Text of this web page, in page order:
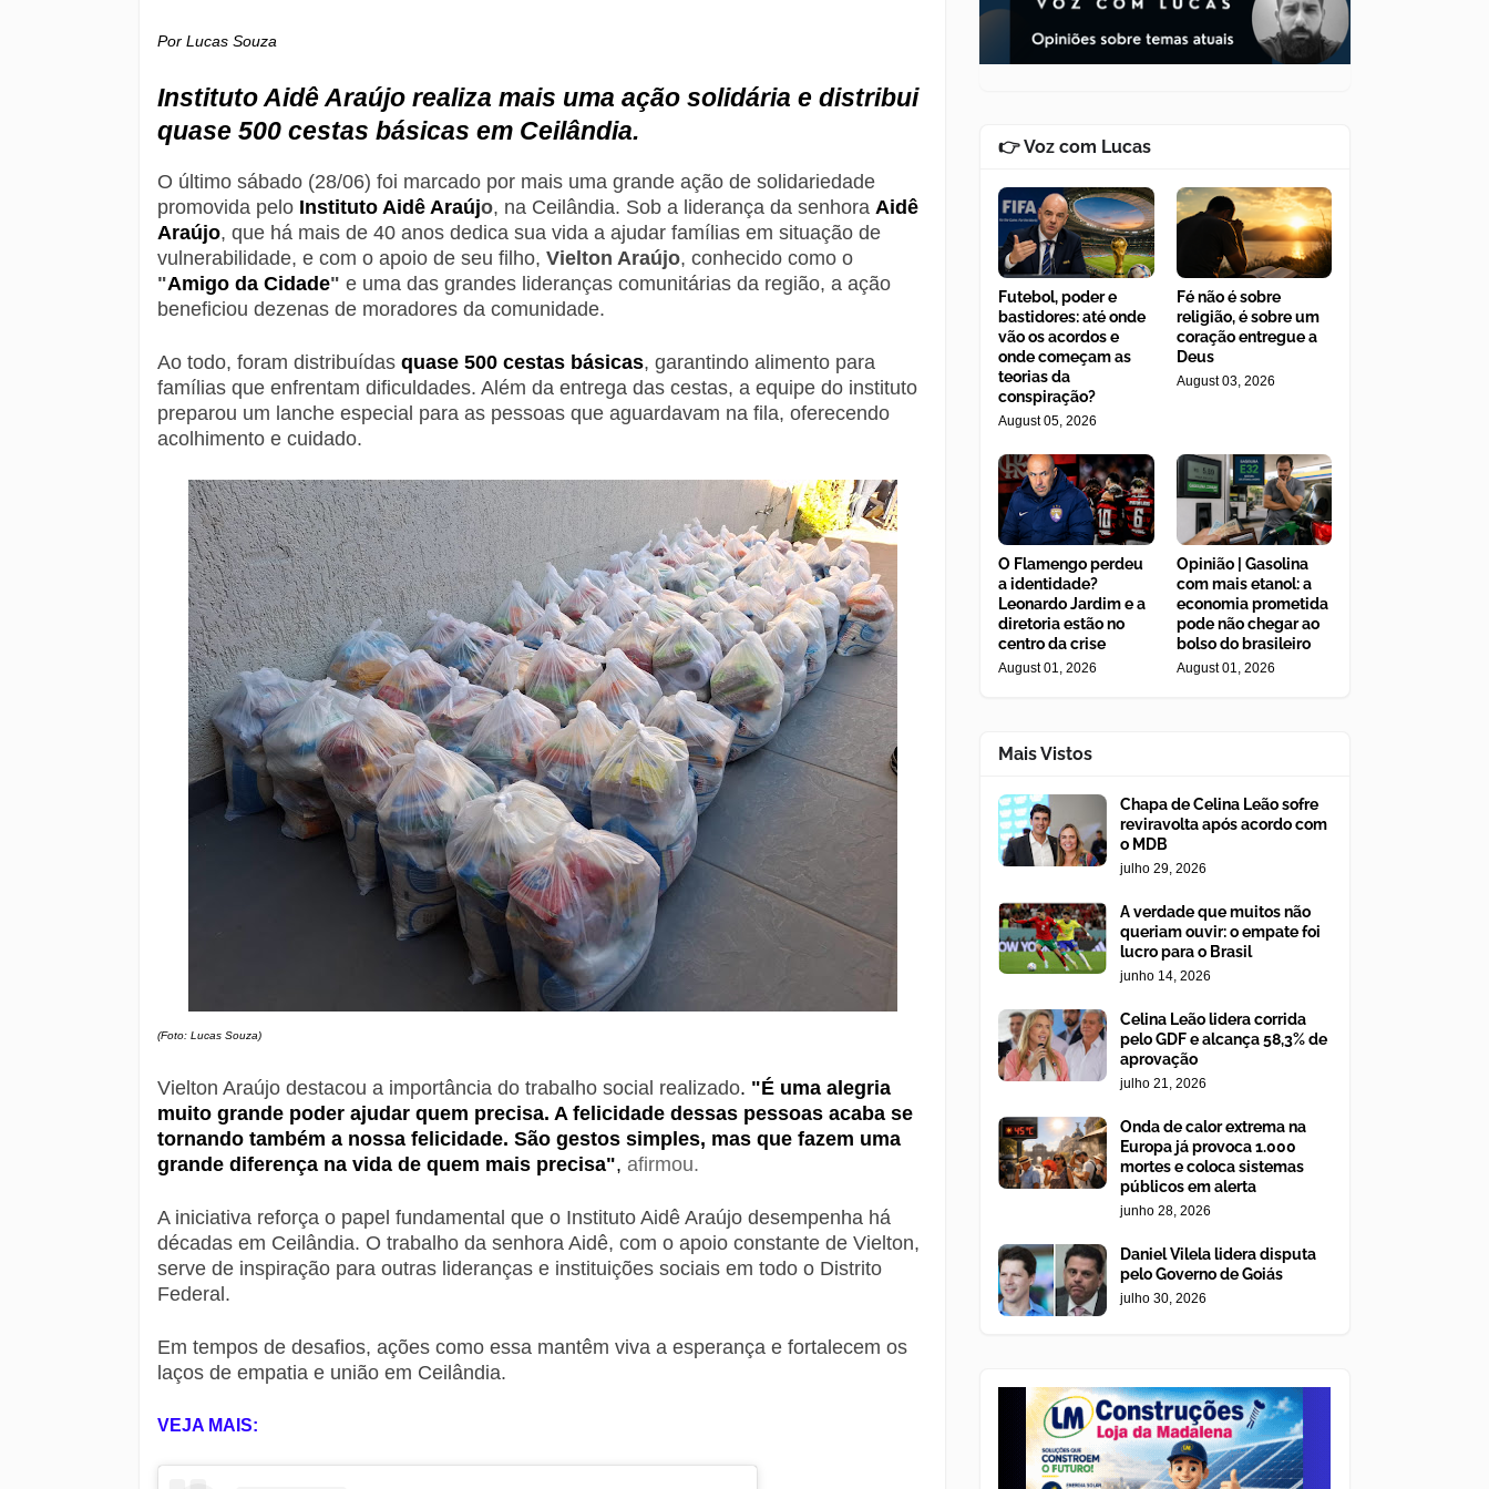
Por Lucas Souza
Instituto Aidê Araújo realiza mais uma ação solidária e distribui
quase 500 cestas básicas em Ceilândia.
O último sábado (28/06) foi marcado por mais uma grande ação de solidariedade
promovida pelo Instituto Aidê Araújo, na Ceilândia. Sob a liderança da senhora Aidê
Araújo, que há mais de 40 anos dedica sua vida a ajudar famílias em situação de
vulnerabilidade, e com o apoio de seu filho, Vielton Araújo, conhecido como o
"Amigo da Cidade" e uma das grandes lideranças comunitárias da região, a ação
beneficiou dezenas de moradores da comunidade.
Ao todo, foram distribuídas quase 500 cestas básicas, garantindo alimento para
famílias que enfrentam dificuldades. Além da entrega das cestas, a equipe do instituto
preparou um lanche especial para as pessoas que aguardavam na fila, oferecendo
acolhimento e cuidado.
(Foto: Lucas Souza)
Vielton Araújo destacou a importância do trabalho social realizado. "É uma alegria
muito grande poder ajudar quem precisa. A felicidade dessas pessoas acaba se
tornando também a nossa felicidade. São gestos simples, mas que fazem uma
grande diferença na vida de quem mais precisa", afirmou.
A iniciativa reforça o papel fundamental que o Instituto Aidê Araújo desempenha há
décadas em Ceilândia. O trabalho da senhora Aidê, com o apoio constante de Vielton,
serve de inspiração para outras lideranças e instituições sociais em todo o Distrito
Federal.
Em tempos de desafios, ações como essa mantêm viva a esperança e fortalecem os
laços de empatia e união em Ceilândia.
VEJA MAIS:
👉 Voz com Lucas
Futebol, poder e
bastidores: até onde
vão os acordos e
onde começam as
teorias da
conspiração?
August 05, 2026
Fé não é sobre
religião, é sobre um
coração entregue a
Deus
August 03, 2026
O Flamengo perdeu
a identidade?
Leonardo Jardim e a
diretoria estão no
centro da crise
August 01, 2026
Opinião | Gasolina
com mais etanol: a
economia prometida
pode não chegar ao
bolso do brasileiro
August 01, 2026
Mais Vistos
Chapa de Celina Leão sofre
reviravolta após acordo com
o MDB
julho 29, 2026
A verdade que muitos não
queriam ouvir: o empate foi
lucro para o Brasil
junho 14, 2026
Celina Leão lidera corrida
pelo GDF e alcança 58,3% de
aprovação
julho 21, 2026
Onda de calor extrema na
Europa já provoca 1.000
mortes e coloca sistemas
públicos em alerta
junho 28, 2026
Daniel Vilela lidera disputa
pelo Governo de Goiás
julho 30, 2026